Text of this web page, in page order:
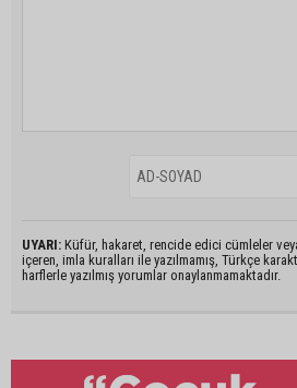
UYARI: Küfür, hakaret, rencide edici cümleler
içeren, imla kuralları ile yazılmamış, Türkçe
harflerle yazılmış yorumlar onaylanmamaktadır.